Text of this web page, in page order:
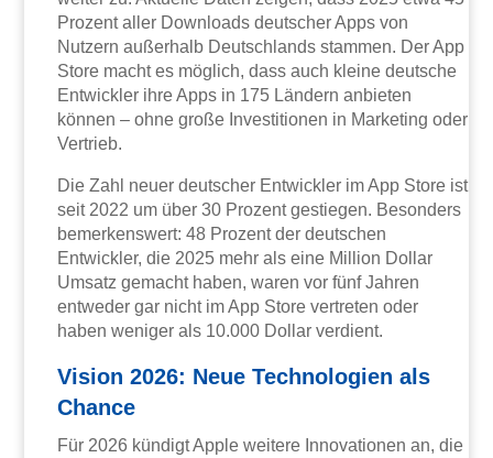
Prozent aller Downloads deutscher Apps von
Nutzern außerhalb Deutschlands stammen. Der App
Store macht es möglich, dass auch kleine deutsche
Entwickler ihre Apps in 175 Ländern anbieten
können – ohne große Investitionen in Marketing oder
Vertrieb.
Die Zahl neuer deutscher Entwickler im App Store ist
seit 2022 um über 30 Prozent gestiegen. Besonders
bemerkenswert: 48 Prozent der deutschen
Entwickler, die 2025 mehr als eine Million Dollar
Umsatz gemacht haben, waren vor fünf Jahren
entweder gar nicht im App Store vertreten oder
haben weniger als 10.000 Dollar verdient.
Vision 2026: Neue Technologien als
Chance
Für 2026 kündigt Apple weitere Innovationen an, die